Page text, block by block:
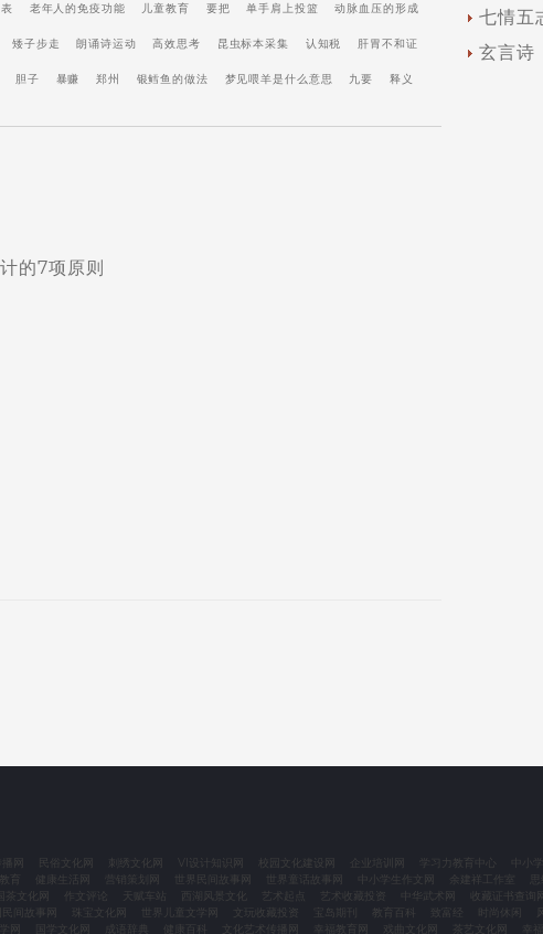
老年人的免疫功能 儿童教育 要把 单手肩上投篮 动脉血压的形成
矮子步走 朗诵诗运动 高效思考 昆虫标本采集 认知税 肝胃不和证
胆子 暴赚 郑州 银鳕鱼的做法 梦见喂羊是什么意思 九要 释义
的7项原则
七情五
玄言诗
播网 民俗文化网 刺绣文化网 VI设计知识网 校园文化建设网 企业培训网 学习力教育中心 中小
育 健康生活网 营销策划网 世界民间故事网 世界童话故事网 中小学生作文网 余建祥工作室
茶文化网 作文评论 天赋车站 西湖风景文化 艺术起点 艺术收藏投资 中华武术网 收藏证书查询网
民间故事网 珠宝文化网 世界儿童文学网 文玩收藏投资 宝岛期刊 教育百科 致富经 时尚休闲
网 国学文化网 成语辞典 健康百科 文化艺术传播网 幸福教育网 戏曲文化网 茶艺文化网 幸